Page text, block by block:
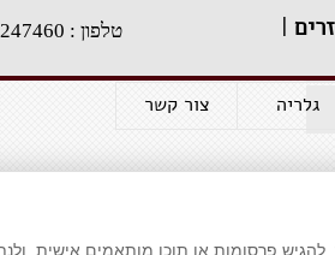
גלריה צור קשר
| טלפון : 03-6247460
פרסומות או תוכן מותאמים אישית,